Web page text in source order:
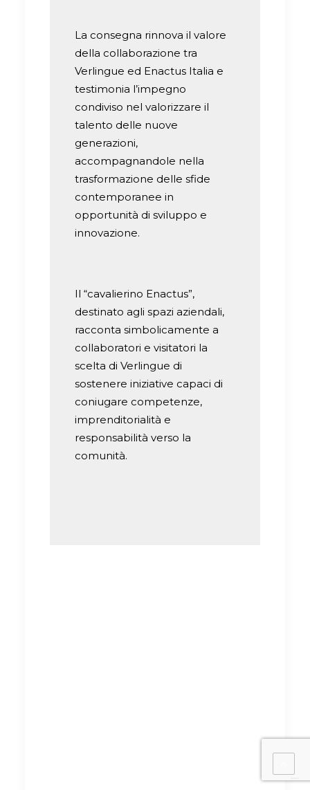
La consegna rinnova il valore
della collaborazione tra
Verlingue ed Enactus Italia e
testimonia l’impegno
condiviso nel valorizzare il
talento delle nuove
generazioni,
accompagnandole nella
trasformazione delle sfide
contemporanee in
opportunità di sviluppo e
innovazione.
Il “cavalierino Enactus”,
destinato agli spazi aziendali,
racconta simbolicamente a
collaboratori e visitatori la
scelta di Verlingue di
sostenere iniziative capaci di
coniugare competenze,
imprenditorialità e
responsabilità verso la
comunità.